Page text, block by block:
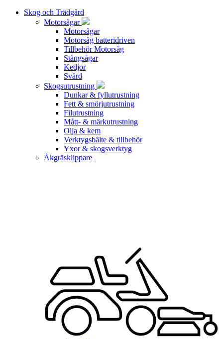
Skog och Trädgård
Motorsågar
Motorsågar
Motorsåg batteridriven
Tillbehör Motorsåg
Stångsågar
Kedjor
Svärd
Skogsutrustning
Dunkar & fyllutrustning
Fett & smörjutrustning
Filutrustning
Mått- & märkutrustning
Olja & kem
Verktygsbälte & tillbehör
Yxor & skogsverktyg
Åkgräsklippare